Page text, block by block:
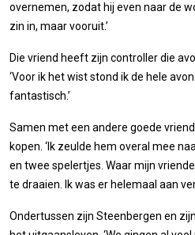
overnemen, zodat hij even naar de
zin in, maar vooruit.’
Die vriend heeft zijn controller die
‘Voor ik het wist stond ik de hele
fantastisch.’
Samen met een andere goede
kopen. ‘Ik zeulde hem overal mee
en twee spelertjes. Waar mijn
te draaien. Ik was er helemaal aan
Ondertussen zijn Steenbergen en